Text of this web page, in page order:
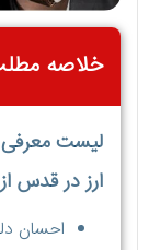
خلاصه
ارز در قدس
احسان